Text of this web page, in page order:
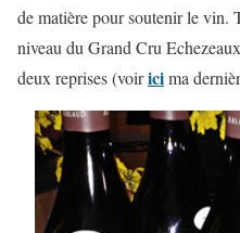
de matière pour soutenir le vin.
niveau du Grand Cru
deux reprises (voiricima